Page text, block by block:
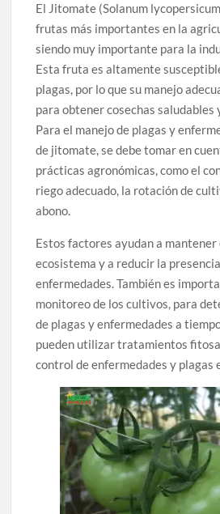
El Jitomate (Solanum
frutas más importantes en la
siendo muy importante para la
Esta fruta es altamente
plagas, por lo que su manejo
para obtener cosechas saludables
Para el manejo de plagas y
de jitomate, se debe tomar en
prácticas agronómicas, como el
riego adecuado, la rotación de
abono.
Estos factores ayudan a
ecosistema y a reducir la
enfermedades. También es
monitoreo de los cultivos, para
de plagas y enfermedades a
pueden utilizar tratamientos
control de enfermedades y plagas